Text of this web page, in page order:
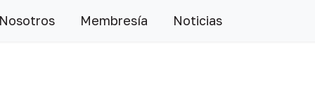
Membresía Noticias